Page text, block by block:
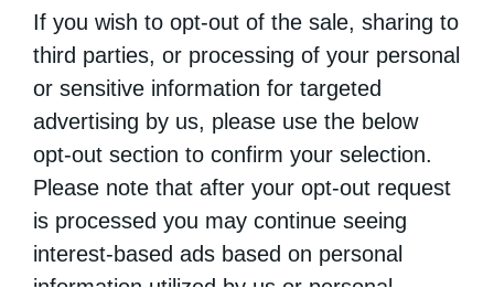
If you wish to opt-out of the sale, sharing to
third parties, or processing of your personal
or sensitive information for targeted
advertising by us, please use the below
opt-out section to confirm your selection.
Please note that after your opt-out request
is processed you may continue seeing
interest-based ads based on personal
Άγιος Παΐσιος: Η γλυκύτητα της πνευματικής ζωής